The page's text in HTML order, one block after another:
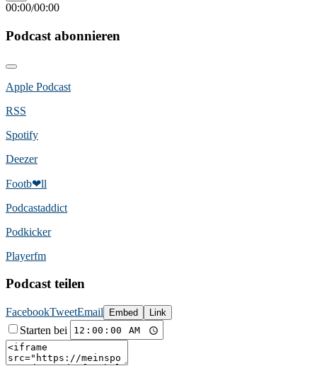
00:00/00:00
Podcast abonnieren
Apple Podcast
RSS
Spotify
Deezer
Footb❤ll
Podcast­addict
Podkicker
Playerfm
Podcast teilen
FacebookTweetEmail Embed Link
Starten bei